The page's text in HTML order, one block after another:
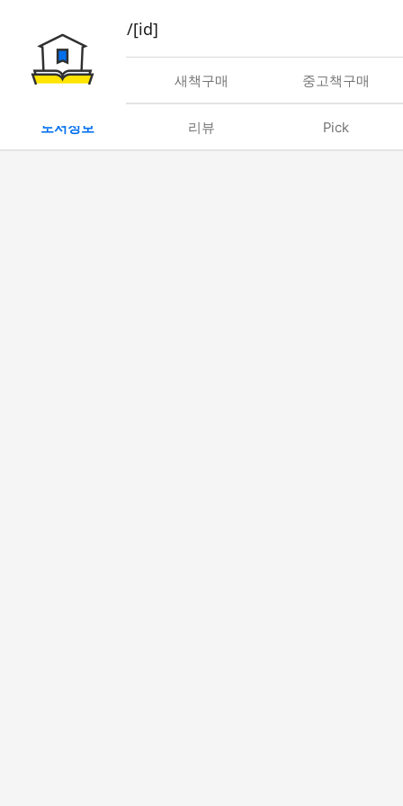
book/rent/[id]
대여 새책구매 중고책구매
도서정보 리뷰 Pick